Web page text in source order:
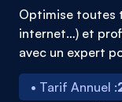
Optimise toutes
internet…) et
avec un expert
• Tarif Annuel :